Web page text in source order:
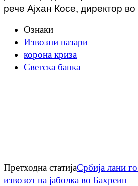
рече Ајхан Косе, директор
Ознаки
Извозни пазари
корона криза
Светска банка
Претходна статијаСрбија лани
извозот на јаболка во Бахреин